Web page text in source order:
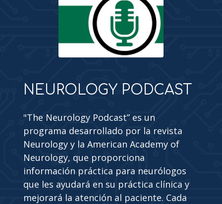
NEUROLOGY PODCAST
"The Neurology Podcast” es un
programa desarrollado por la revista
Neurology y la American Academy of
Neurology, que proporciona
información práctica para neurólogos
que les ayudará en su práctica clínica y
mejorará la atención al paciente. Cada